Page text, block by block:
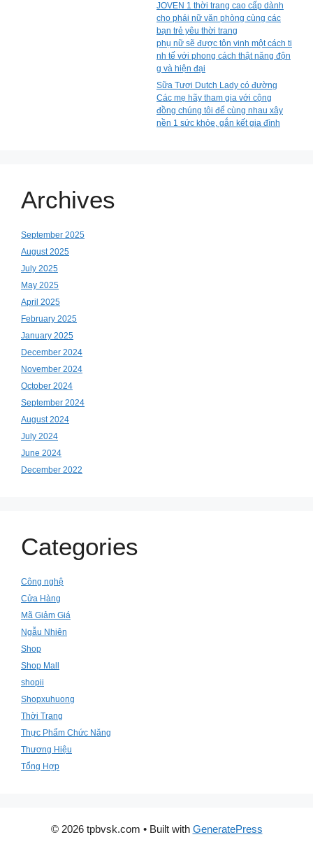
JOVEN 1 thời trang cao cấp dành
cho phái nữ văn phòng cùng các
bạn trẻ yêu thời trang
phụ nữ sẽ được tôn vinh một cách ti
nh tế với phong cách thật năng độn
g và hiện đại
Sữa Tươi Dutch Lady có đường
Các mẹ hãy tham gia với cộng
đồng chúng tôi để cùng nhau xây
nền 1 sức khỏe, gắn kết gia đình
Archives
September 2025
August 2025
July 2025
May 2025
April 2025
February 2025
January 2025
December 2024
November 2024
October 2024
September 2024
August 2024
July 2024
June 2024
December 2022
Categories
Công nghệ
Cửa Hàng
Mã Giảm Giá
Ngẫu Nhiên
Shop
Shop Mall
shopii
Shopxuhuong
Thời Trang
Thực Phẩm Chức Năng
Thương Hiệu
Tổng Hợp
© 2026 tpbvsk.com • Built with GeneratePress